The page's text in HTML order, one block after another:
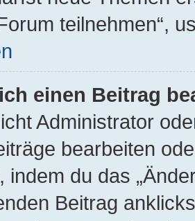
teilnehmen“,
einen Beitrag
Administrator
bearbeiten
indem du das
Beitrag